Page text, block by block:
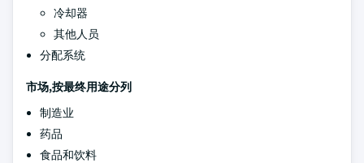
冷却器
其他人员
分配系统
市场,按最终用途分列
制造业
药品
食品和饮料